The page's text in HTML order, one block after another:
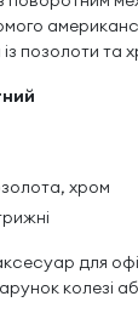
позолоти та
хром
для
колезі